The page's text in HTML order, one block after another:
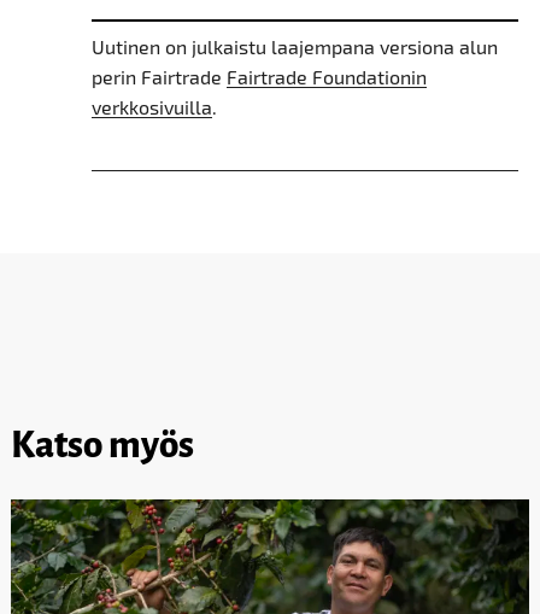
Uutinen on julkaistu laajempana versiona alun
perin Fairtrade Fairtrade Foundationin
verkkosivuilla.
Katso myös